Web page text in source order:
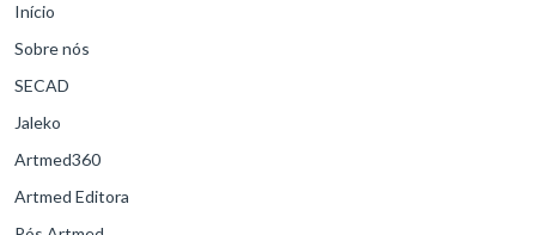
Início
Sobre nós
SECAD
Jaleko
Artmed360
Artmed Editora